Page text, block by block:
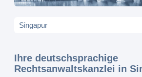
Ihre deutschsprachige
Rechtsanwaltskanzlei in